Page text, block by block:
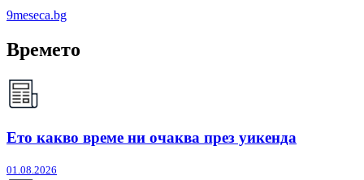
9meseca.bg
Времето
Ето какво време ни очаква през уикенда
01.08.2026